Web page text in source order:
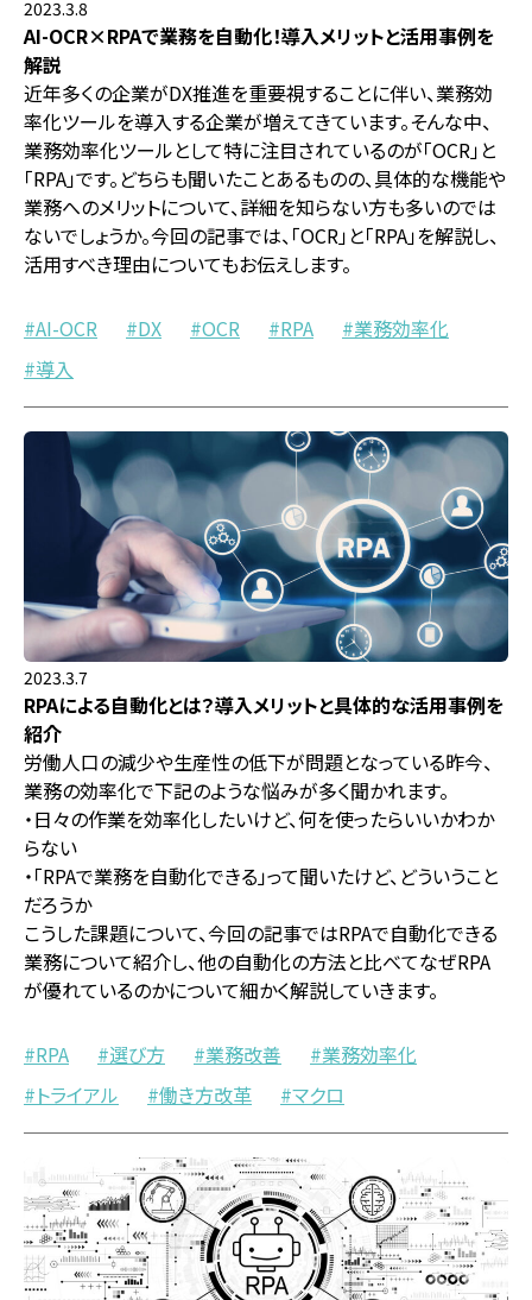
2023.3.8
AI-OCR×RPAで業務を自動化！導入メリットと活用事例を
解説
近年多くの企業がDX推進を重要視することに伴い、業務効
率化ツールを導入する企業が増えてきています。そんな中、
業務効率化ツールとして特に注目されているのが「OCR」と
「RPA」です。どちらも聞いたことあるものの、具体的な機能や
業務へのメリットについて、詳細を知らない方も多いのでは
ないでしょうか。今回の記事では、「OCR」と「RPA」を解説し、
活用すべき理由についてもお伝えします。
AI-OCR DX OCR RPA
業務効率化
導入
2023.3.7
RPAによる自動化とは？導入メリットと具体的な活用事例を
紹介
労働人口の減少や生産性の低下が問題となっている昨今、
業務の効率化で下記のような悩みが多く聞かれます。
・日々の作業を効率化したいけど、何を使ったらいいかわか
らない
・「RPAで業務を自動化できる」って聞いたけど、どういうこと
だろうか
こうした課題について、今回の記事ではRPAで自動化できる
業務について紹介し、他の自動化の方法と比べてなぜRPA
が優れているのかについて細かく解説していきます。
RPA 選び方 業務改善
業務効率化
トライアル
働き方改革 マクロ